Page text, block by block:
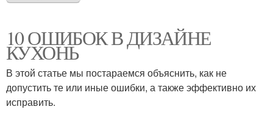
10 ОШИБОК В ДИЗАЙНЕ
КУХОНЬ
В этой статье мы постараемся объяснить, как не
допустить те или иные ошибки, а также эффективно их
исправить.